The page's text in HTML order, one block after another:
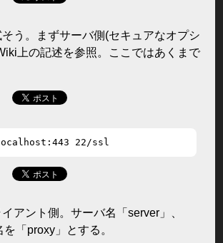
う。まずサーバ側(セキュアなオプシ
上の記述を参照。ここではあくまで
アント側。サーバ名「server」、
「proxy」とする。